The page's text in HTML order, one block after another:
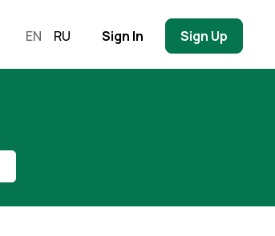
EN RU Sign In Sign Up